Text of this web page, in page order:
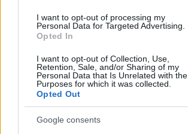
I want to opt-out of processing my
Personal Data for Targeted Advertising.
Opted In
I want to opt-out of Collection, Use,
Retention, Sale, and/or Sharing of my
Personal Data that Is Unrelated with the
Purposes for which it was collected.
Opted Out
Google consents